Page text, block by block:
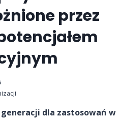
przez
dla zastosowań w